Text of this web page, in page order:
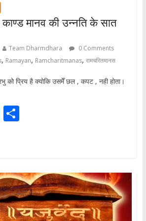
मानव की उन्नति के सात
Team Dharmdhara
0 Comments
, Ramayan, Ramcharitmanas, रामचरितमानस
को प्रिय है क्योकि उसमेँ छल , कपट , नही होता।
S